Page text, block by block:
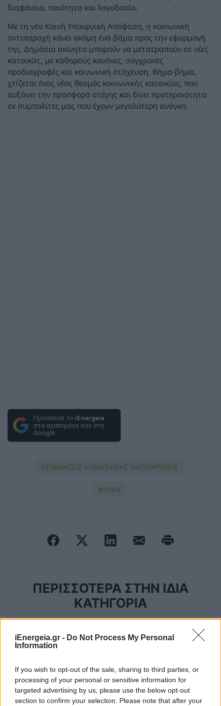
iEnergeia.gr - Do Not Process My Personal
Information
If you wish to opt-out of the sale, sharing to third parties, or
processing of your personal or sensitive information for
targeted advertising by us, please use the below opt-out
section to confirm your selection. Please note that after your
διαφάνεια, ποιότητα και λογοδοσία.
Με τη νέα Κοινή Υπουργική Απόφαση, η κοινωνική
αντιπαροχή κάνει ακόμη ένα βήμα προς την εφαρμογή
της. Δημόσια ακίνητα μπορούν να μετατραπούν σε νέες
κατοικίες, με καθαρούς κανόνες, σύγχρονες
προδιαγραφές και κοινωνική στόχευση. Βήμα-βήμα,
χτίζεται ένας νέος θεσμός κοινωνικής κατοικίας, που
αυξάνει την προσφορά στέγης και δίνει προτεραιότητα
σε συμπολίτες μας που έχουν μεγαλύτερη ανάγκη.
Πρόσθεσε το iEnergeia
στα αγαπημένα σου στη
Google
ΣΥΜΒΑΣΕΙΣ ΚΟΙΝΩΝΙΚΗΣ ΑΝΤΙΠΑΡΟΧΗΣ
ΥΠΕΝ
ΠΕΡΙΣΣΟΤΕΡΑ ΣΤΗΝ ΙΔΙΑ
ΚΑΤΗΓΟΡΙΑ
«Ανακαινίζω»: Τι πρέπει να κάνετε
στην πρώτη φάση, ξεκινά τέλη Μαΐου
Η ZeniΘ δίνει ενέργεια στις ιδέες του
σήμερα, υποστηρίζοντας τα TEDx